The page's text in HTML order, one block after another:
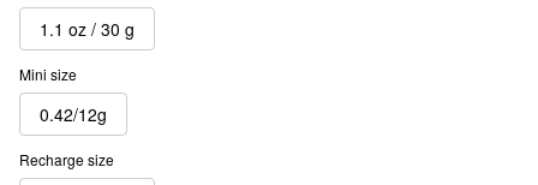
1.1 oz / 30 g
Mini size
0.42/12g
Recharge size